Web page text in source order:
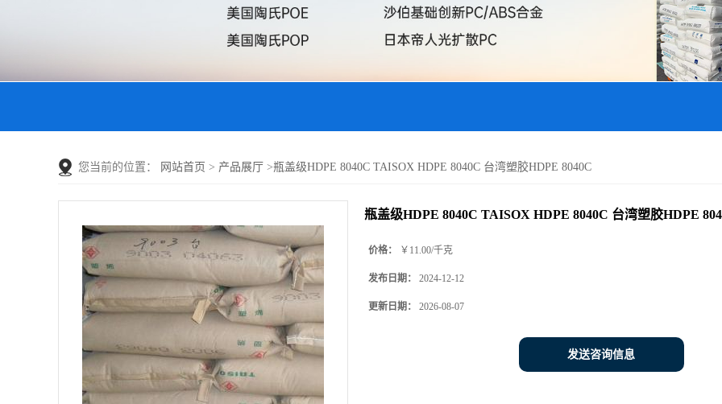
您当前的位置： 网站首页 > 产品展厅 >瓶盖级HDPE 8040C TAISOX HDPE 8040C 台湾塑胶HDPE 8040C
瓶盖级HDPE 8040C TAISOX HDPE 8040C 台湾塑胶HDPE
价格： ￥11.00/千克
发布日期： 2024-12-12
更新日期： 2026-08-07
发送咨询信息